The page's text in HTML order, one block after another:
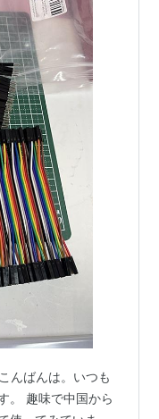
んばんは。いつも
。 趣味で中国から